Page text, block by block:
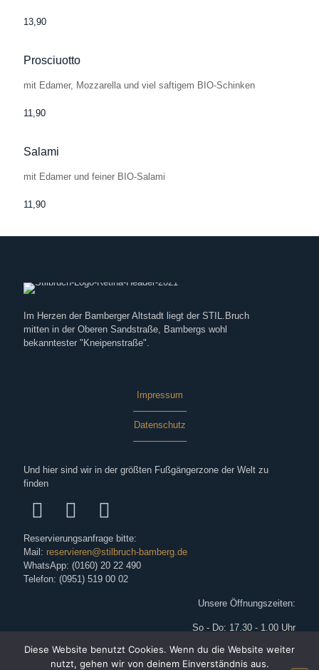
13,90
Prosciuotto
mit Edamer, Mozzarella und viel saftigem BIO-Schinken
11,90
Salami
mit Edamer und feiner BIO-Salami
11,90
Im Herzen der Bamberger Altstadt liegt der STIL.Bruch
mitten in der Oberen Sandstraße, Bambergs wohl
bekanntester "Kneipenstraße".
Impressum
Datenschutz
Und hier sind wir in der größten Fußgängerzone der Welt zu
finden
Reservierungsanfrage bitte:
Mail: reservieren@stilbruch-bamberg.de
WhatsApp: (0160) 20 22 490
Telefon: (0951) 519 00 02
Unsere Öffnungszeiten:
So - Do: 17.30 - 1.00 Uhr
Sa: 17.30 - ca. 3.00 Uhr
Diese Website benutzt Cookies. Wenn du die Website weiter
nutzt, gehen wir von deinem Einverständnis aus.